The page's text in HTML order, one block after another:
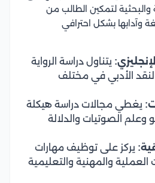
والبحثية لتمكين الطالب من
وآدابها بشكل احترافي
يتناول دراسة الرواية
الأدبي في مختلف
يغطي مجالات دراسة هيكلة
وعلم الصوتيات والدلالة
يركز على توظيف مهارات
العملية والمهنية والتعليمية